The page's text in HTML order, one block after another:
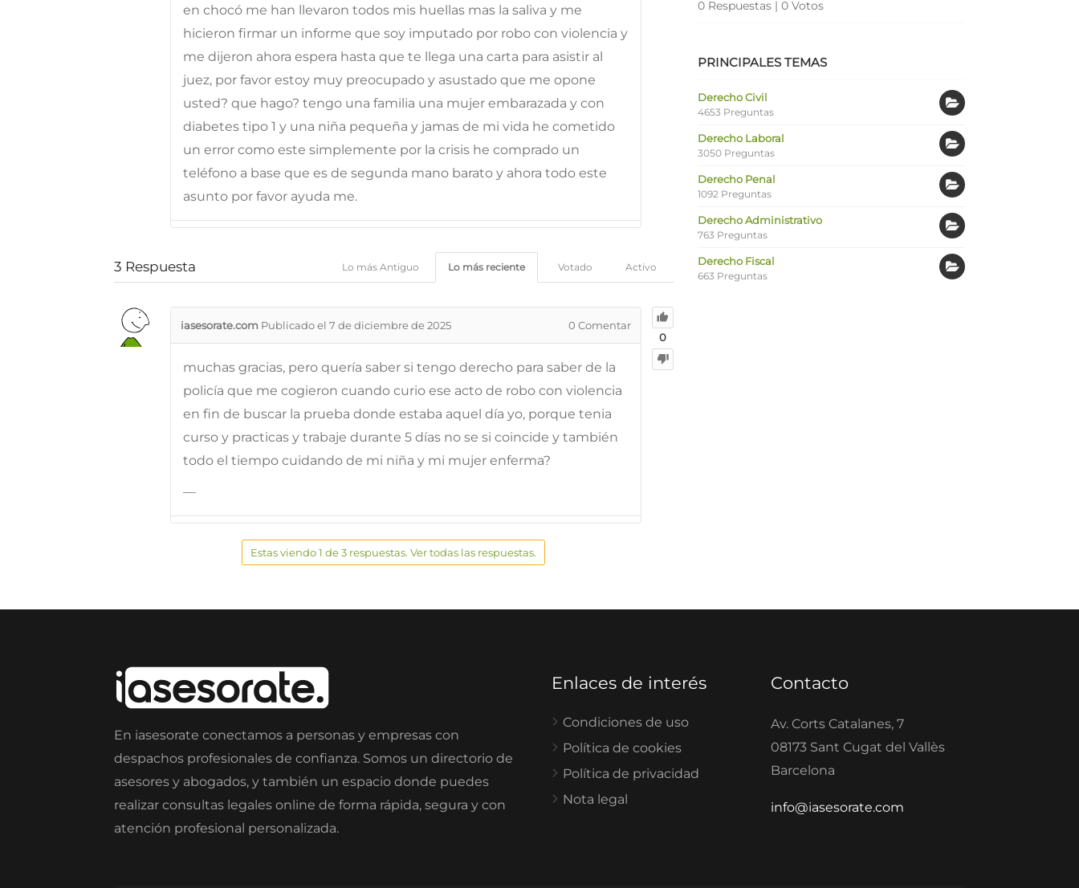
en chocó me han llevaron todos mis huellas mas la saliva y me
hicieron firmar un informe que soy imputado por robo con violencia y
me dijeron ahora espera hasta que te llega una carta para asistir al
juez, por favor estoy muy preocupado y asustado que me opone
usted? que hago? tengo una familia una mujer embarazada y con
diabetes tipo 1 y una niña pequeña y jamas de mi vida he cometido
un error como este simplemente por la crisis he comprado un
teléfono a base que es de segunda mano barato y ahora todo este
asunto por favor ayuda me.
3 Respuesta Activo
Votado
Lo más reciente
Lo más Antiguo
0
iasesorate.com Publicado el 7 de diciembre de 2025 0 Comentar
muchas gracias, pero quería saber si tengo derecho para saber de la
policía que me cogieron cuando curio ese acto de robo con violencia
en fin de buscar la prueba donde estaba aquel día yo, porque tenia
curso y practicas y trabaje durante 5 días no se si coincide y también
todo el tiempo cuidando de mi niña y mi mujer enferma?
—
Estas viendo 1 de 3 respuestas. Ver todas las respuestas.
0 Respuestas | 0 Votos
PRINCIPALES TEMAS
Derecho Civil
4653 Preguntas
Derecho Laboral
3050 Preguntas
Derecho Penal
1092 Preguntas
Derecho Administrativo
763 Preguntas
Derecho Fiscal
663 Preguntas
En iasesorate conectamos a personas y empresas con
despachos profesionales de confianza. Somos un directorio de
asesores y abogados, y también un espacio donde puedes
realizar consultas legales online de forma rápida, segura y con
atención profesional personalizada.
Enlaces de interés
Condiciones de uso
Política de cookies
Política de privacidad
Nota legal
Contacto
Av. Corts Catalanes, 7
08173 Sant Cugat del Vallès
Barcelona
info@iasesorate.com